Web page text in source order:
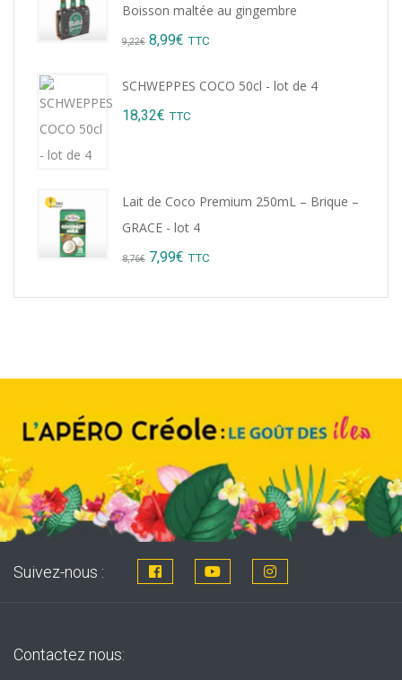
Boisson maltée au gingembre
9,22€ Original
8,99€ Current
TTC
SCHWEPPES COCO 50cl - lot de 4
18,32€ TTC
Lait de Coco Premium 250mL – Brique –
GRACE - lot 4
8,76€ Original
7,99€ Current
TTC
Suivez-nous :
Contactez nous: